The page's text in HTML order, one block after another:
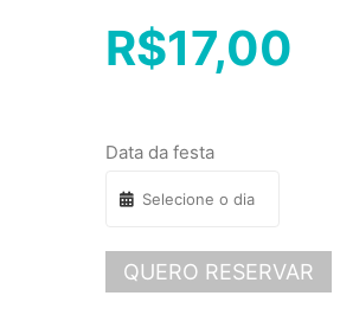
R$17,00
Data da festa
QUERO RESERVAR